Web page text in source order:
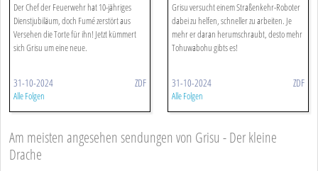
Der Chef der Feuerwehr hat 10-jähriges
Dienstjubiläum, doch Fumé zerstört aus
Versehen die Torte für ihn! Jetzt kümmert
sich Grisu um eine neue.
31-10-2024 ZDF
Alle Folgen
Grisu versucht einem Straßenkehr-Roboter
dabei zu helfen, schneller zu arbeiten. Je
mehr er daran herumschraubt, desto mehr
Tohuwabohu gibts es!
31-10-2024 ZDF
Alle Folgen
Am meisten angesehen sendungen von Grisu - Der kleine
Drache